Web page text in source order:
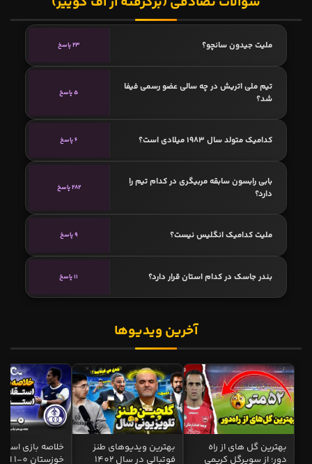
ملیت جیدون سانچو؟ 23 پاسخ
تیم ملی اتریش در چه سالی عضو رسمی فیفا
شد؟
5 پاسخ
کدامیک متولد سال 1983 میلادی است؟ 6 پاسخ
بابی رابسون سابقه مربیگری در کدام تیم را
دارد؟
282 پاسخ
ملیت کدامیک انگلیس نیست؟ 9 پاسخ
بندر جاسک در کدام استان قرار دارد؟ 11 پاسخ
آخرین ویدیوها
بهترین گل های از راه
دور؛ از سوپرگل کریمی
بهترین ویدیوهای طنز
فوتبالی در سال 1402
خلاصه بازی